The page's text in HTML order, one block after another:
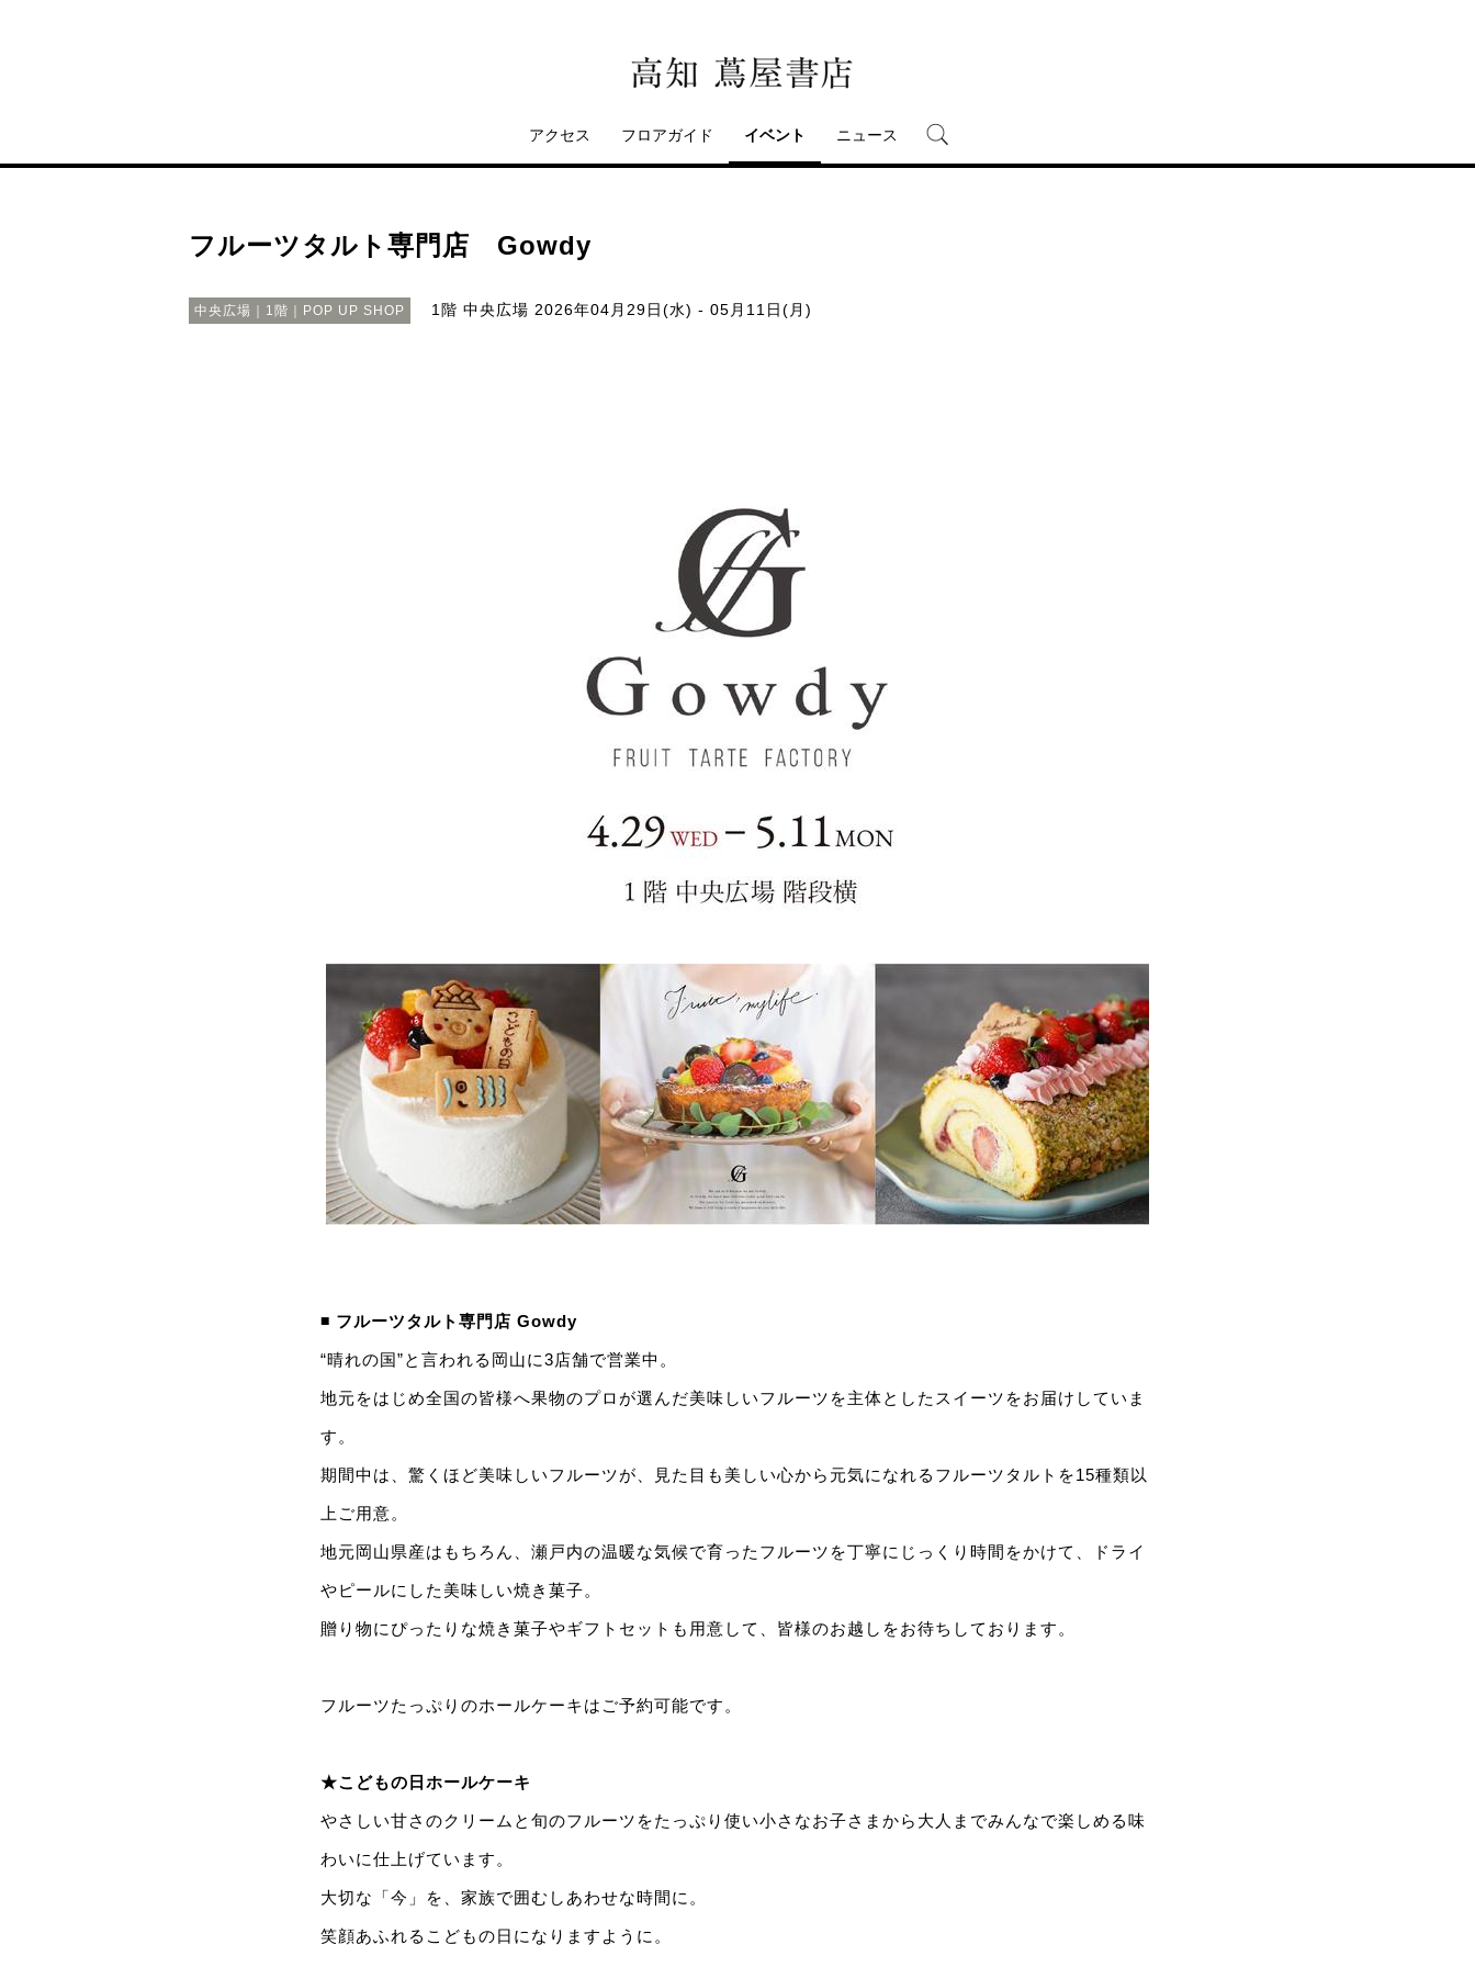
アクセス フロアガイド イベント ニュース
フルーツタルト専門店 Gowdy
中央広場｜1階｜POP UP SHOP 1階 中央広場 2026年04月29日(水) - 05月11日(月)
◾️ フルーツタルト専門店 Gowdy
“晴れの国”と言われる岡山に3店舗で営業中。
地元をはじめ全国の皆様へ果物のプロが選んだ美味しいフルーツを主体としたスイーツをお届けしていま
す。
期間中は、驚くほど美味しいフルーツが、見た目も美しい心から元気になれるフルーツタルトを15種類以
上ご用意。
地元岡山県産はもちろん、瀬戸内の温暖な気候で育ったフルーツを丁寧にじっくり時間をかけて、ドライ
やピールにした美味しい焼き菓子。
贈り物にぴったりな焼き菓子やギフトセットも用意して、皆様のお越しをお待ちしております。
フルーツたっぷりのホールケーキはご予約可能です。
★こどもの日ホールケーキ
やさしい甘さのクリームと旬のフルーツをたっぷり使い小さなお子さまから大人までみんなで楽しめる味
わいに仕上げています。
大切な「今」を、家族で囲むしあわせな時間に。
笑顔あふれるこどもの日になりますように。